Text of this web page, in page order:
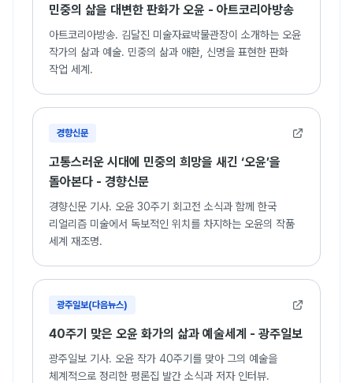
민중의 삶을 대변한 판화가 오윤 - 아트코리아방송
아트코리아방송. 김달진 미술자료박물관장이 소개하는 오윤
작가의 삶과 예술. 민중의 삶과 애환, 신명을 표현한 판화
작업 세계.
경향신문
고통스러운 시대에 민중의 희망을 새긴 ‘오윤’을
돌아본다 - 경향신문
경향신문 기사. 오윤 30주기 회고전 소식과 함께 한국
리얼리즘 미술에서 독보적인 위치를 차지하는 오윤의 작품
세계 재조명.
광주일보(다음뉴스)
40주기 맞은 오윤 화가의 삶과 예술세계 - 광주일보
광주일보 기사. 오윤 작가 40주기를 맞아 그의 예술을
체계적으로 정리한 평론집 발간 소식과 저자 인터뷰.